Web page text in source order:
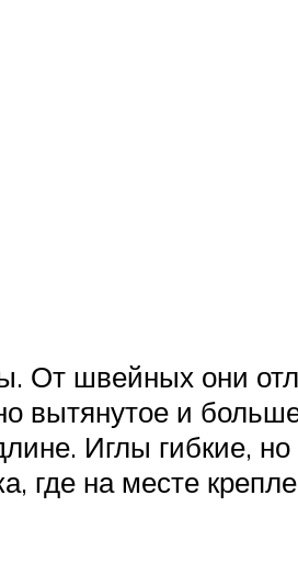
От швейных они
и
Иглы гибкие, но
где на месте